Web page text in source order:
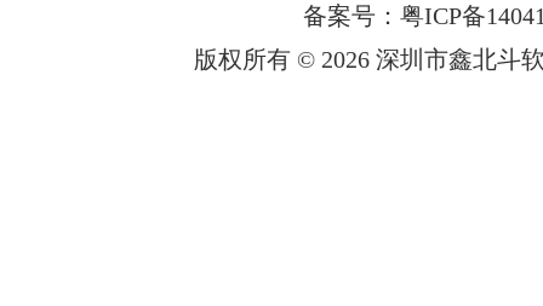
备案号：粤ICP备
版权所有 © 2026 深圳市鑫北斗